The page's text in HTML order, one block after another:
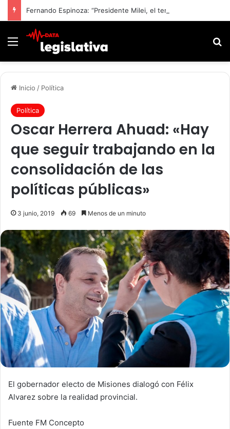
Menú
Inicio / Política
Política
Oscar Herrera Ahuad: «Hay
que seguir trabajando en la
consolidación de las
políticas públicas»
3 junio, 2019 69 Menos de un minuto
El gobernador electo de Misiones dialogó con Félix
Alvarez sobre la realidad provincial.
Fuente FM Concepto